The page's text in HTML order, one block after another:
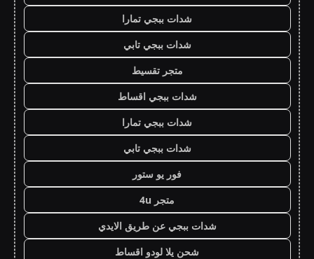
شدات ببجي تمارا
شدات ببجي تابي
متجر تقسيط
شدات ببجي اقساط
شدات ببجي تمارا
شدات ببجي تابي
فور يو ستور
متجر 4u
شدات ببجي عن طريق الايدي
شحن يلا لودو اقساط